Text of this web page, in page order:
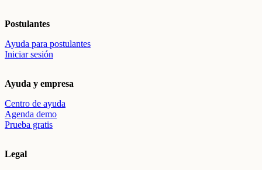
Postulantes
Ayuda para postulantes
Iniciar sesión
Ayuda y empresa
Centro de ayuda
Agenda demo
Prueba gratis
Legal